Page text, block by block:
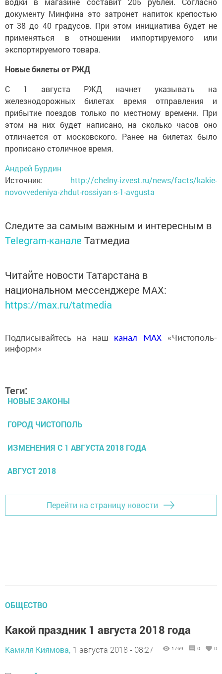
документу Минфина это затронет напиток крепостью
от 38 до 40 градусов. При этом инициатива будет не
применяться в отношении импортируемого или
экспортируемого товара.
Новые билеты от РЖД
С 1 августа РЖД начнет указывать на
железнодорожных билетах время отправления и
прибытие поездов только по местному времени. При
этом на них будет написано, на сколько часов оно
отличается от московского. Ранее на билетах было
прописано столичное время.
Андрей Бурдин
Источник: http://chelny-izvest.ru/news/facts/kakie-
novovvedeniya-zhdut-rossiyan-s-1-avgusta
Следите за самым важным и интересным в
Telegram-канале Татмедиа
Читайте новости Татарстана в
национальном мессенджере MАХ:
https://max.ru/tatmedia
Подписывайтесь на наш канал MAX«Чистополь-
информ»
Теги:
НОВЫЕ ЗАКОНЫ
ГОРОД ЧИСТОПОЛЬ
ИЗМЕНЕНИЯ С 1 АВГУСТА 2018 ГОДА
АВГУСТ 2018
Перейти на страницу новости
ОБЩЕСТВО
Какой праздник 1 августа 2018 года
Камиля Киямова, 1 августа 2018 - 08:27 1769 0 0